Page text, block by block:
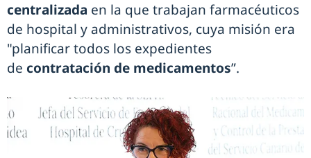
centralizada en la que trabajan farmacéuticos
de hospital y administrativos, cuya misión era
"planificar todos los expedientes
de contratación de medicamentos”.